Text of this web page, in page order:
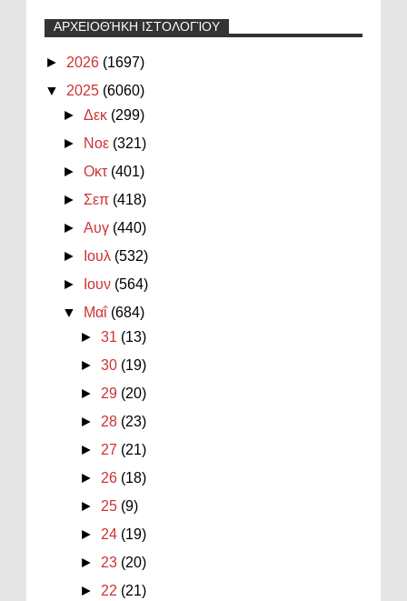
ΑΡΧΕΙΟΘΉΚΗ ΙΣΤΟΛΟΓΊΟΥ
► 2026 (1697)
▼ 2025 (6060)
►Δεκ (299)
►
Νοε (321)
►Οκτ (401)
► Σεπ (418)
►Αυγ (440)
►
Ιουλ (532)
►
Ιουν (564)
▼
Μαΐ (684)
►31 (13)
►30 (19)
► 29 (20)
► 28 (23)
► 27 (21)
► 26 (18)
► 25 (9)
► 24 (19)
► 23 (20)
► 22 (21)